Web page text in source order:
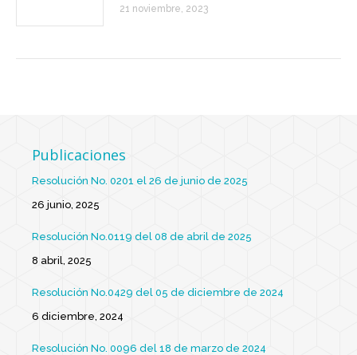
21 noviembre, 2023
Publicaciones
Resolución No. 0201 el 26 de junio de 2025
26 junio, 2025
Resolución No.0119 del 08 de abril de 2025
8 abril, 2025
Resolución No.0429 del 05 de diciembre de 2024
6 diciembre, 2024
Resolución No. 0096 del 18 de marzo de 2024